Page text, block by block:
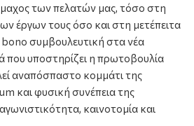
των πελατών μας, τόσο στη
έργων τους όσο και στη μετέπειτα
bono συμβουλευτική στα νέα
που υποστηρίζει η πρωτοβουλία
αναπόσπαστο κομμάτι της
και φυσική συνέπεια της
καινοτομία και